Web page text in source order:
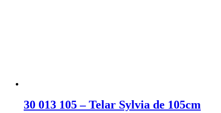
30 013 105 – Telar Sylvia de 105cm